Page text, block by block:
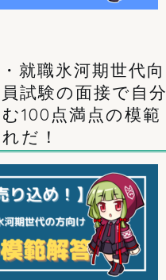
・就職氷河期世代向
試験の面接で自分
100点満点の模範
だ！